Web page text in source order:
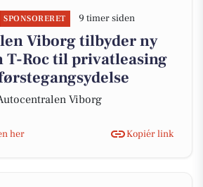
SPONSORERET 9 timer siden
Viborg tilbyder ny
T-Roc til privatleasing
Viborg
her Kopiér link